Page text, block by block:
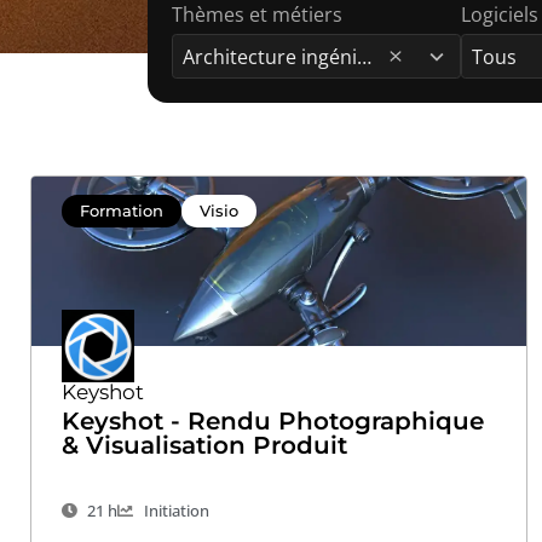
Thèmes et métiers
Architecture ingénierie et construction
6
results
available
Logiciels
15
results
available
Formation Visio
Keyshot
Keyshot - Rendu Photographique
& Visualisation Produit
21 h Initiation